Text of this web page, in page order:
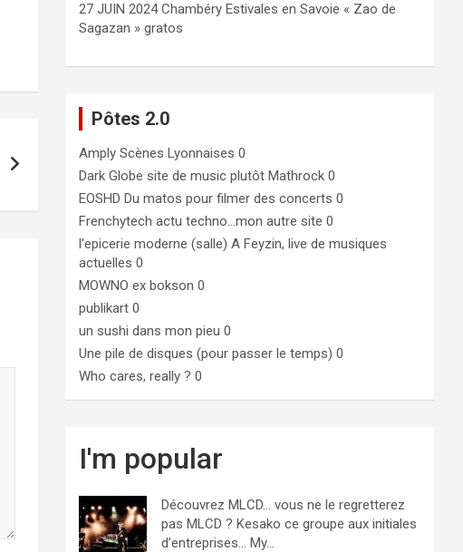
le
27 JUIN 2024 Chambéry Estivales en Savoie « Zao de
Sagazan » gratos
Pôtes 2.0
Amply Scènes Lyonnaises 0
Dark Globe site de music plutôt Mathrock 0
EOSHD Du matos pour filmer des concerts 0
Frenchytech actu techno…mon autre site 0
l'epicerie moderne (salle) A Feyzin, live de musiques
actuelles 0
MOWNO ex bokson 0
publikart 0
un sushi dans mon pieu 0
Une pile de disques (pour passer le temps) 0
Who cares, really ? 0
I'm popular
Découvrez MLCD… vous ne le regretterez
pas MLCD ? Kesako ce groupe aux initiales
d’entreprises… My...